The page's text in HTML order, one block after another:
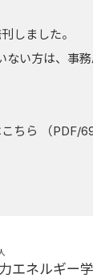
ク
しました。
ない方は、事
ちら （PDF/
エネルギー